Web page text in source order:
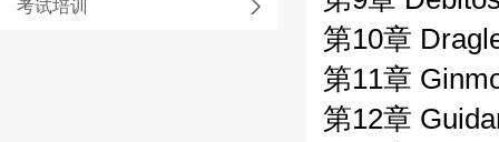
考试培训
第10章
第11章
第12章